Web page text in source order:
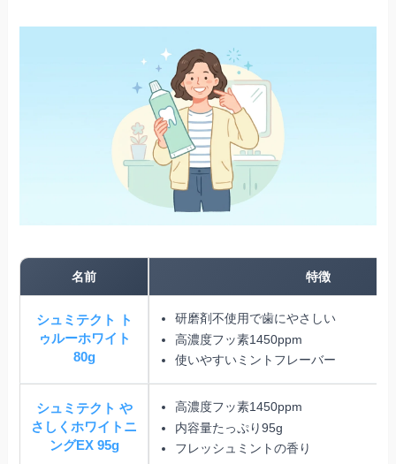
名前 特徴
シュミテクト ト
ゥルーホワイト
80g
研磨剤不使用で歯にやさしい
高濃度フッ素1450ppm
使いやすいミントフレーバー
シュミテクト や
さしくホワイトニ
ングEX 95g
高濃度フッ素1450ppm
内容量たっぷり95g
フレッシュミントの香り